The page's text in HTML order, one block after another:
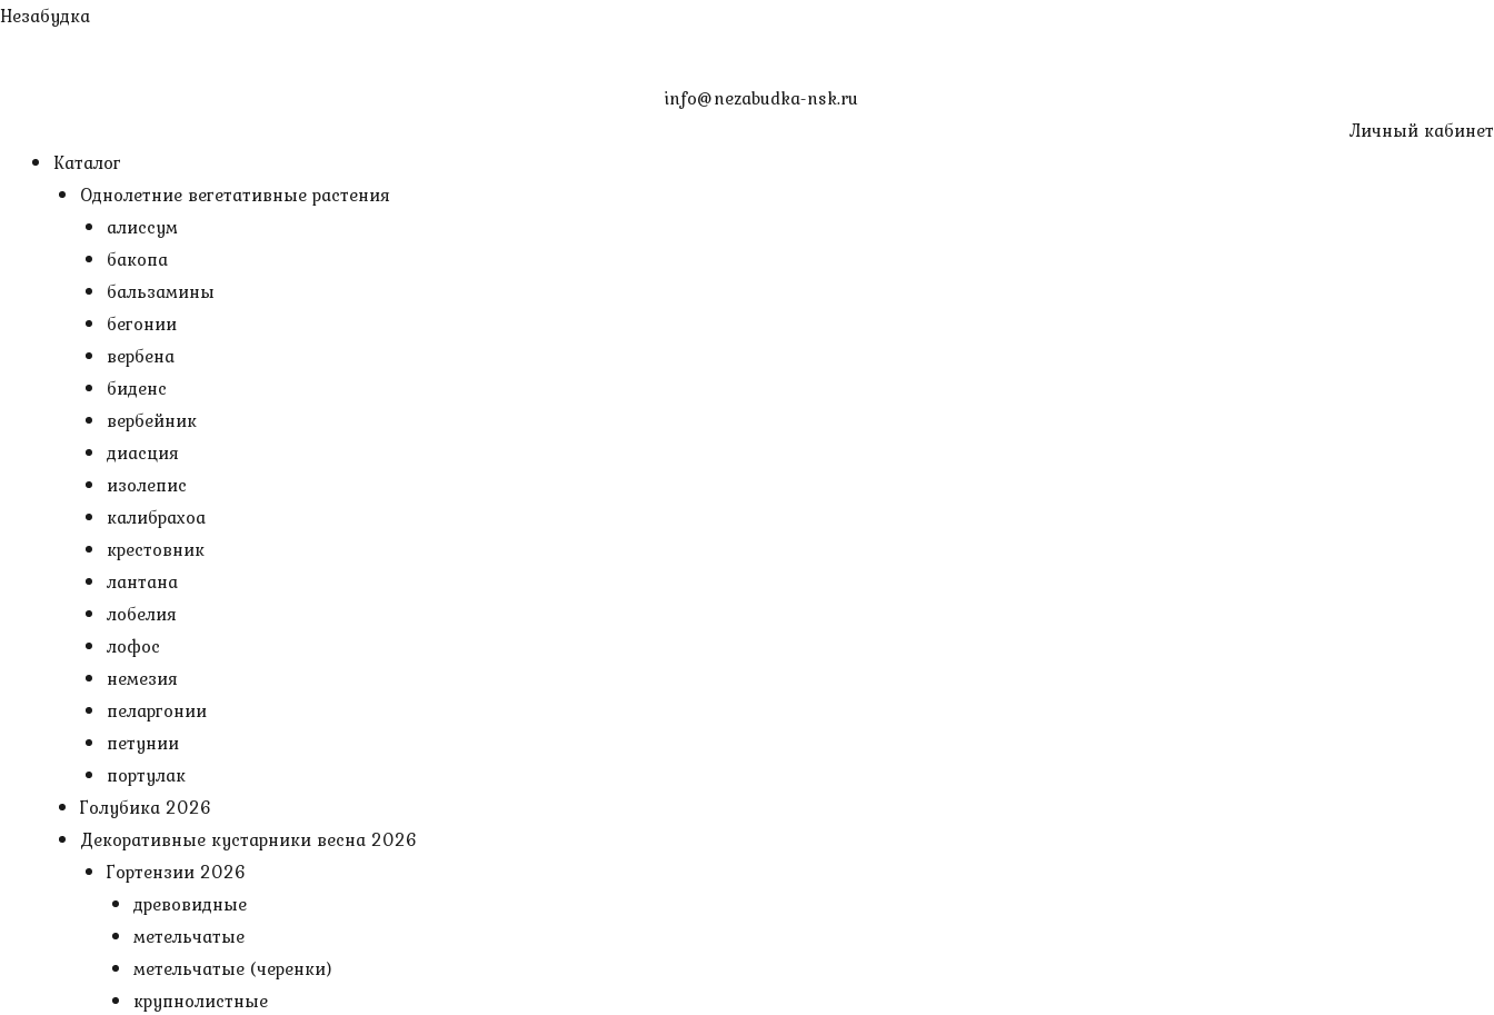
Перейти
Незабудка
info@nezabudka-nsk.ru
Личный кабинет
Каталог
Однолетние вегетативные растения
алиссум
бакопа
бальзамины
бегонии
вербена
биденс
вербейник
диасция
изолепис
калибрахоа
крестовник
лантана
лобелия
лофос
немезия
пеларгонии
петунии
портулак
Голубика 2026
Декоративные кустарники весна 2026
Гортензии 2026
древовидные
метельчатые
метельчатые (черенки)
крупнолистные